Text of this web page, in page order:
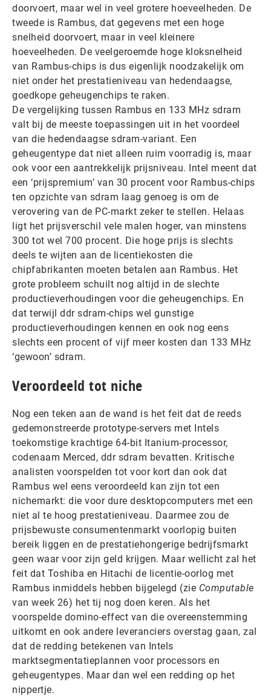
doorvoert, maar wel in veel grotere hoeveelheden. De
tweede is Rambus, dat gegevens met een hoge
snelheid doorvoert, maar in veel kleinere
hoeveelheden. De veelgeroemde hoge kloksnelheid
van Rambus-chips is dus eigenlijk noodzakelijk om
niet onder het prestatieniveau van hedendaagse,
goedkope geheugenchips te raken.
De vergelijking tussen Rambus en 133 MHz sdram
valt bij de meeste toepassingen uit in het voordeel
van die hedendaagse sdram-variant. Een
geheugentype dat niet alleen ruim voorradig is, maar
ook voor een aantrekkelijk prijsniveau. Intel meent dat
een ‘prijspremium’ van 30 procent voor Rambus-chips
ten opzichte van sdram laag genoeg is om de
verovering van de PC-markt zeker te stellen. Helaas
ligt het prijsverschil vele malen hoger, van minstens
300 tot wel 700 procent. Die hoge prijs is slechts
deels te wijten aan de licentiekosten die
chipfabrikanten moeten betalen aan Rambus. Het
grote probleem schuilt nog altijd in de slechte
productieverhoudingen voor die geheugenchips. En
dat terwijl ddr sdram-chips wel gunstige
productieverhoudingen kennen en ook nog eens
slechts een procent of vijf meer kosten dan 133 MHz
‘gewoon’ sdram.
Veroordeeld tot niche
Nog een teken aan de wand is het feit dat de reeds
gedemonstreerde prototype-servers met Intels
toekomstige krachtige 64-bit Itanium-processor,
codenaam Merced, ddr sdram bevatten. Kritische
analisten voorspelden tot voor kort dan ook dat
Rambus wel eens veroordeeld kan zijn tot een
nichemarkt: die voor dure desktopcomputers met een
niet al te hoog prestatieniveau. Daarmee zou de
prijsbewuste consumentenmarkt voorlopig buiten
bereik liggen en de prestatiehongerige bedrijfsmarkt
geen waar voor zijn geld krijgen. Maar wellicht zal het
feit dat Toshiba en Hitachi de licentie-oorlog met
Rambus inmiddels hebben bijgelegd (zie Computable
van week 26) het tij nog doen keren. Als het
voorspelde domino-effect van die overeenstemming
uitkomt en ook andere leveranciers overstag gaan, zal
dat de redding betekenen van Intels
marktsegmentatieplannen voor processors en
geheugentypes. Maar dan wel een redding op het
nippertje.